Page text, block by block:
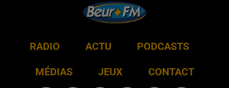
RADIO ACTU PODCASTS
MÉDIAS JEUX CONTACT